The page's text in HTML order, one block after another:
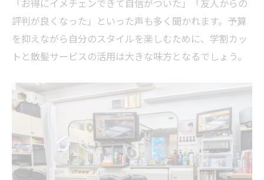
江田島市の学生向け散髪トレンドを徹底調
査
学割カットと散髪メニュー最新情報を解説
介
散髪に迷ったときの学割カット活用チェッ
クポイント
学割カットで広がる学生の新しいヘアスタイル
体験
「お得にイメチェンできて自信がついた」「友人からの
評判が良くなった」といった声も多く聞かれます。予算
を抑えながら自分のスタイルを楽しむために、学割カッ
トと散髪サービスの活用は大きな味方となるでしょう。